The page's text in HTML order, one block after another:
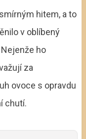
hitem, a to
v oblíbený
ho
za
ovoce s opravdu
chutí.